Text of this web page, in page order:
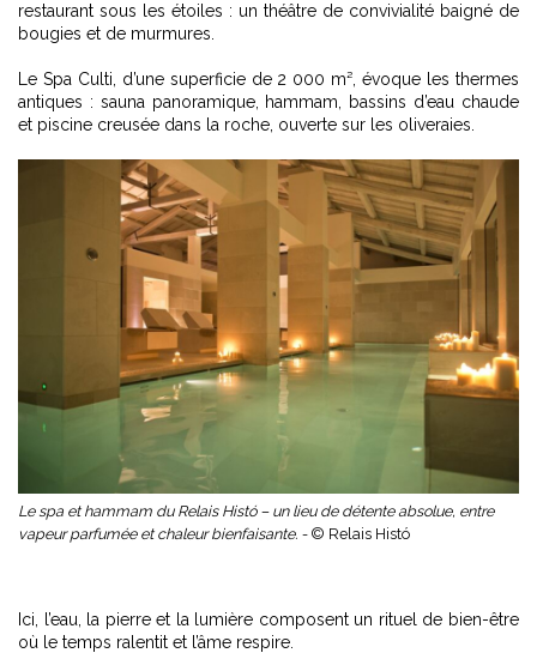
restaurant sous les étoiles : un théâtre de convivialité baigné de
bougies et de murmures.
Le Spa Culti, d’une superficie de 2 000 m², évoque les thermes
antiques : sauna panoramique, hammam, bassins d’eau chaude
et piscine creusée dans la roche, ouverte sur les oliveraies.
Le spa et hammam du Relais Histó – un lieu de détente absolue, entre
vapeur parfumée et chaleur bienfaisante. - © Relais Histó
Ici, l’eau, la pierre et la lumière composent un rituel de bien-être
où le temps ralentit et l’âme respire.